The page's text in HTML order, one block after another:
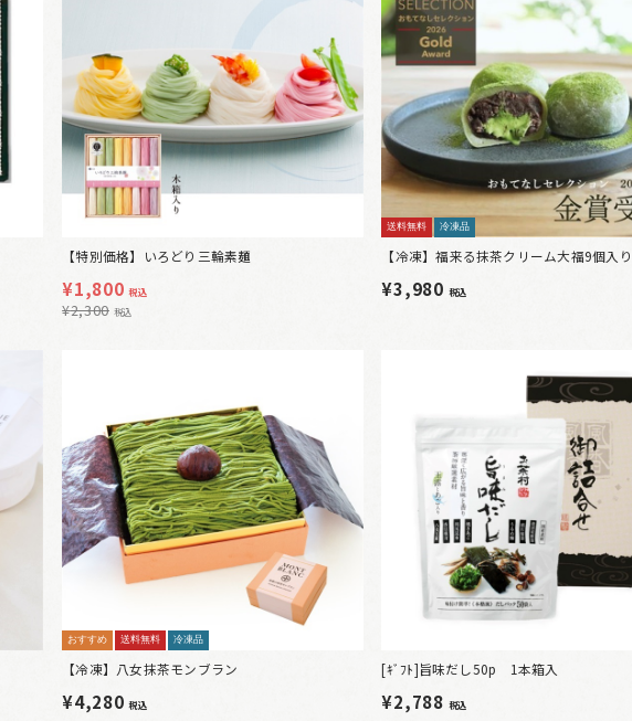
【特別価格】いろどり三輪素麺
¥1,800 税込
¥2,300 税込
送料無料 冷凍品
【冷凍】福来る抹茶クリーム大福9個入り
¥3,980 税込
おすすめ 送料無料 冷凍品
【冷凍】八女抹茶モンブラン
¥4,280税込
[ｷﾞﾌﾄ]旨味だし50p 1本箱入
¥2,788 税込